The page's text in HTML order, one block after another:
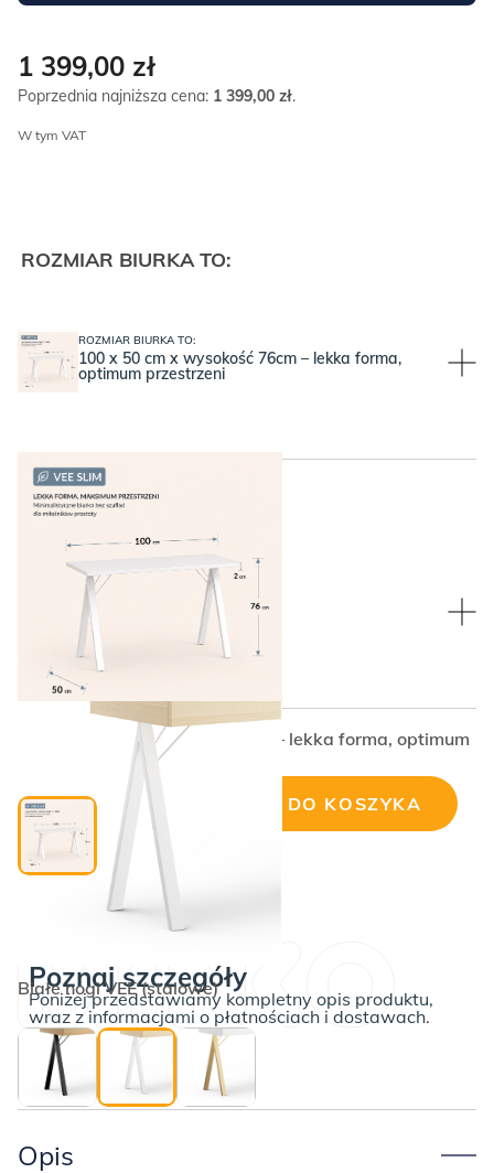
1 399,00 zł
Poprzednia najniższa cena: 1 399,00 zł.
W tym VAT
ROZMIAR BIURKA TO:
ROZMIAR BIURKA TO:
100 x 50 cm x wysokość 76cm – lekka forma,
optimum przestrzeni
100 x 50 cm x wysokość 76cm – lekka forma, optimum
WYBIERZ KOLOR NÓŻEK:
WYBIERZ KOLOR NÓŻEK:
Białe nogi VEE (stalowe)
Białe nogi VEE (stalowe)
Cena wybranej konfiguracji:
ilość
Białe
biurko
VEE
DODAJ DO KOSZYKA
Poznaj szczegóły
Poniżej przedstawiamy kompletny opis produktu,
wraz z informacjami o płatnościach i dostawach.
Opis